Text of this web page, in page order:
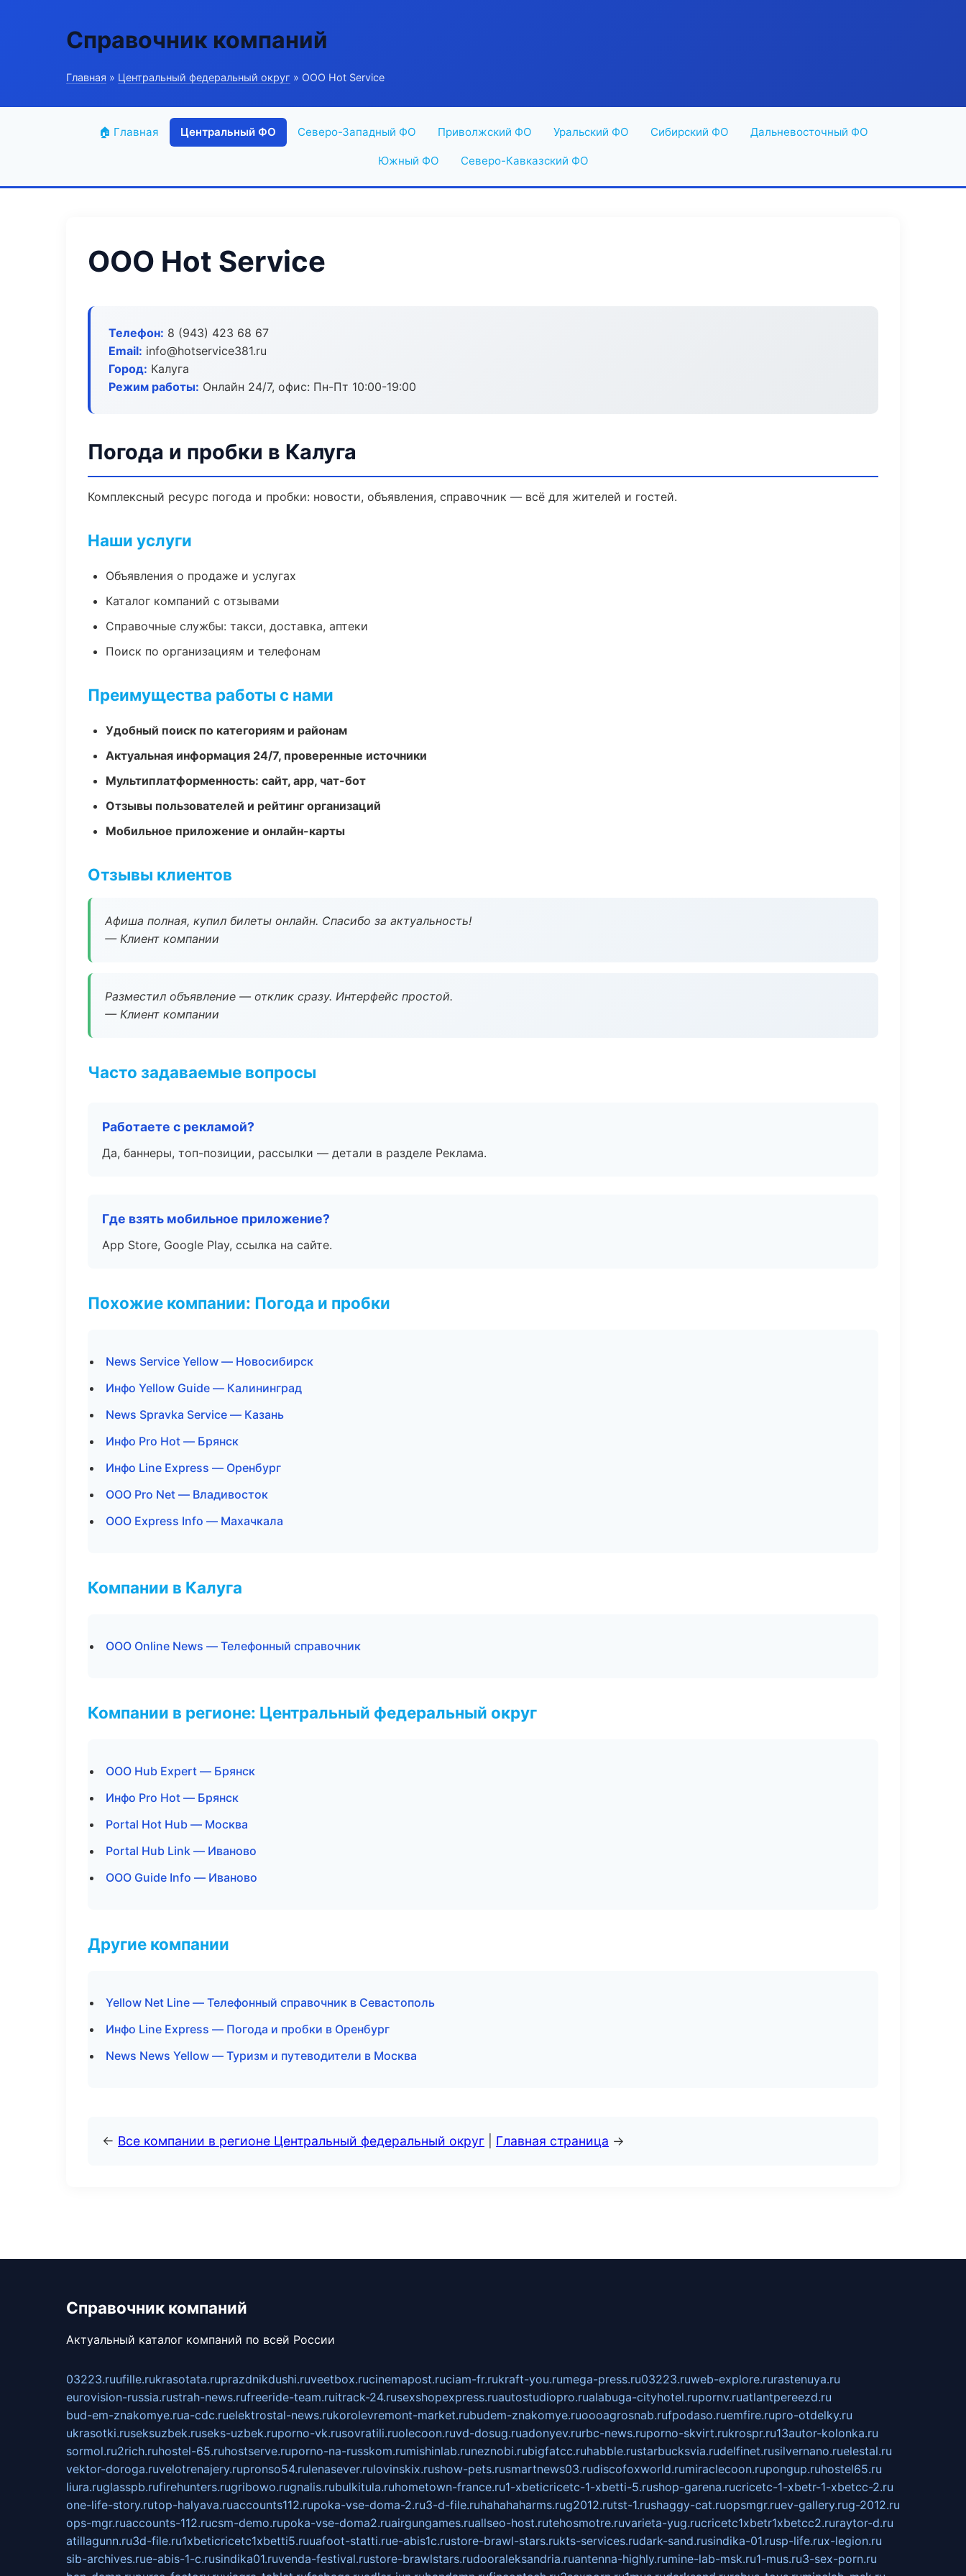
Справочник компаний
Главная » Центральный федеральный округ » ООО Hot Service
🏠 Главная Центральный ФО Северо-Западный ФО Приволжский ФО Уральский ФО Сибирский ФО Дальневосточный ФО
Южный ФО Северо-Кавказский ФО
ООО Hot Service
Телефон: 8 (943) 423 68 67
Email: info@hotservice381.ru
Город: Калуга
Режим работы: Онлайн 24/7, офис: Пн-Пт 10:00-19:00
Погода и пробки в Калуга
Комплексный ресурс погода и пробки: новости, объявления, справочник — всё для жителей и гостей.
Наши услуги
Объявления о продаже и услугах
Каталог компаний с отзывами
Справочные службы: такси, доставка, аптеки
Поиск по организациям и телефонам
Преимущества работы с нами
Удобный поиск по категориям и районам
Актуальная информация 24/7, проверенные источники
Мультиплатформенность: сайт, app, чат-бот
Отзывы пользователей и рейтинг организаций
Мобильное приложение и онлайн-карты
Отзывы клиентов
Афиша полная, купил билеты онлайн. Спасибо за актуальность!
— Клиент компании
Разместил объявление — отклик сразу. Интерфейс простой.
— Клиент компании
Часто задаваемые вопросы
Работаете с рекламой?
Да, баннеры, топ-позиции, рассылки — детали в разделе Реклама.
Где взять мобильное приложение?
App Store, Google Play, ссылка на сайте.
Похожие компании: Погода и пробки
News Service Yellow — Новосибирск
Инфо Yellow Guide — Калининград
News Spravka Service — Казань
Инфо Pro Hot — Брянск
Инфо Line Express — Оренбург
ООО Pro Net — Владивосток
ООО Express Info — Махачкала
Компании в Калуга
ООО Online News — Телефонный справочник
Компании в регионе: Центральный федеральный округ
ООО Hub Expert — Брянск
Инфо Pro Hot — Брянск
Portal Hot Hub — Москва
Portal Hub Link — Иваново
ООО Guide Info — Иваново
Другие компании
Yellow Net Line — Телефонный справочник в Севастополь
Инфо Line Express — Погода и пробки в Оренбург
News News Yellow — Туризм и путеводители в Москва
← Все компании в регионе Центральный федеральный округ Главная страница →
Справочник компаний
Актуальный каталог компаний по всей России
03223.ruufille.rukrasotata.ruprazdnikdushi.ruveetbox.rucinemapost.ruciam-fr.rukraft-you.rumega-press.ru03223.ruweb-explore.rurastenuya.ru
eurovision-russia.rustrah-news.rufreeride-team.ruitrack-24.rusexshopexpress.ruautostudiopro.rualabuga-cityhotel.rupornv.ruatlantpereezd.ru
bud-em-znakomye.rua-cdc.ruelektrostal-news.rukorolevremont-market.rubudem-znakomye.ruoooagrosnab.rufpodaso.ruemfire.rupro-otdelky.ru
ukrasotki.ruseksuzbek.ruseks-uzbek.ruporno-vk.rusovratili.ruolecoon.ruvd-dosug.ruadonyev.rurbc-news.ruporno-skvirt.rukrospr.ru13autor-kolonka.ru
sormol.ru2rich.ruhostel-65.ruhostserve.ruporno-na-russkom.rumishinlab.runeznobi.rubigfatcc.ruhabble.rustarbucksvia.rudelfinet.rusilvernano.ruelestal.ru
vektor-doroga.ruvelotrenajery.rupronso54.rulenasever.rulovinskix.rushow-pets.rusmartnews03.rudiscofoxworld.rumiraclecoon.rupongup.ruhostel65.ru
liura.ruglasspb.rufirehunters.rugribowo.rugnalis.rubulkitula.ruhometown-france.ru1-xbeticricetc-1-xbetti-5.rushop-garena.rucricetc-1-xbetr-1-xbetcc-2.ru
one-life-story.rutop-halyava.ruaccounts112.rupoka-vse-doma-2.ru3-d-file.ruhahahaharms.rug2012.rutst-1.rushaggy-cat.ruopsmgr.ruev-gallery.rug-2012.ru
ops-mgr.ruaccounts-112.rucsm-demo.rupoka-vse-doma2.ruairgungames.ruallseo-host.rutehosmotre.ruvarieta-yug.rucricetc1xbetr1xbetcc2.ruraytor-d.ru
atillagunn.ru3d-file.ru1xbeticricetc1xbetti5.ruuafoot-statti.rue-abis1c.rustore-brawl-stars.rukts-services.rudark-sand.rusindika-01.rusp-life.rux-legion.ru
sib-archives.rue-abis-1-c.rusindika01.ruvenda-festival.rustore-brawlstars.rudooraleksandria.ruantenna-highly.rumine-lab-msk.ru1-mus.ru3-sex-porn.ru